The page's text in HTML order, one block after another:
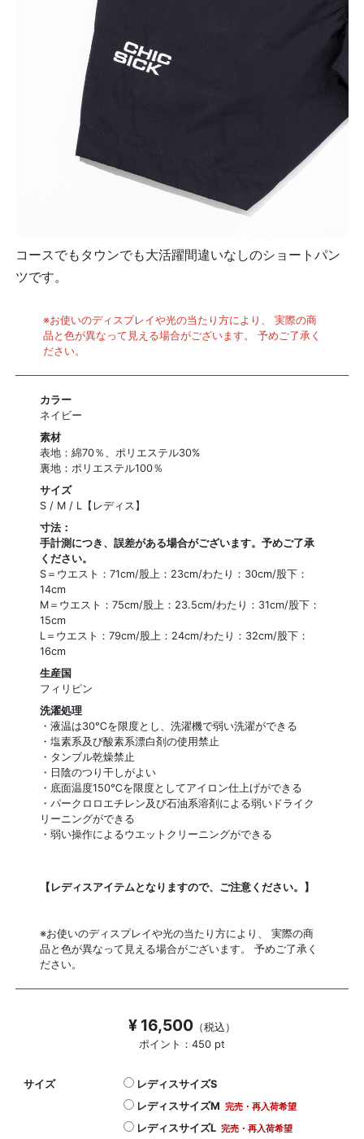
コースでもタウンでも大活躍間違いなしのショートパン
ツです。
※お使いのディスプレイや光の当たり方により、 実際の商
品と色が異なって見える場合がございます。 予めご了承く
ださい。
カラー
ネイビー
素材
表地：綿70％、ポリエステル30%
裏地：ポリエステル100％
サイズ
S / M / L【レディス】
寸法：
手計測につき、誤差がある場合がございます。予めご了承
ください。
S＝ウエスト：71cm/股上：23cm/わたり：30cm/股下：
14cm
M＝ウエスト：75cm/股上：23.5cm/わたり：31cm/股下：
15cm
L＝ウエスト：79cm/股上：24cm/わたり：32cm/股下：
16cm
生産国
フィリピン
洗濯処理
・液温は30℃を限度とし、洗濯機で弱い洗濯ができる
・塩素系及び酸素系漂白剤の使用禁止
・タンブル乾燥禁止
・日陰のつり干しがよい
・底面温度150℃を限度としてアイロン仕上げができる
・パークロロエチレン及び石油系溶剤による弱いドライク
リーニングができる
・弱い操作によるウエットクリーニングができる
【レディスアイテムとなりますので、ご注意ください。】
※お使いのディスプレイや光の当たり方により、 実際の商
品と色が異なって見える場合がございます。 予めご了承く
ださい。
¥ 16,500 （税込）
ポイント：450 pt
サイズ
レディスサイズS
レディスサイズM 完売・再入荷希望
レディスサイズL完売・再入荷希望